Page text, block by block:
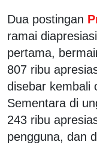
Dua postingan
ramai
pertama,
807 ribu
disebar kembali
Sementara di
243 ribu
pengguna, dan